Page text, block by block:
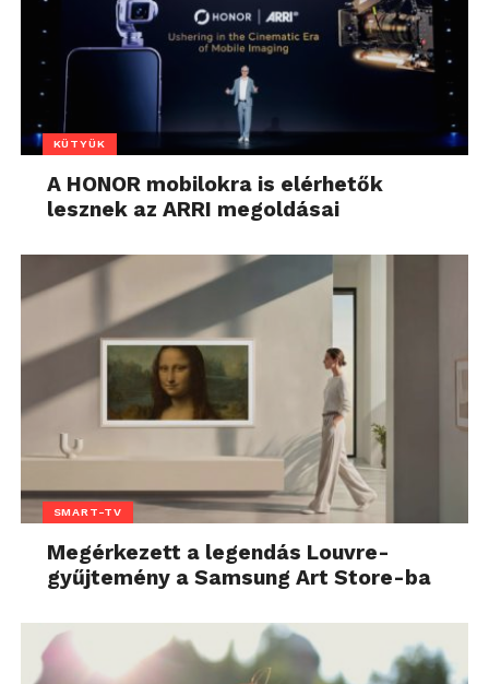
KÜTYÜK
A HONOR mobilokra is elérhetők
lesznek az ARRI megoldásai
SMART-TV
Megérkezett a legendás Louvre-
gyűjtemény a Samsung Art Store-ba